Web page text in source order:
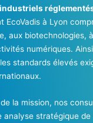
EcoVadis à Lyon
aux biotechnologies,
numériques.
standards élevés
la mission, nos
analyse stratégique